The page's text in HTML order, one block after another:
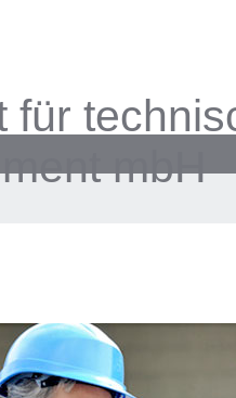
für
mbH